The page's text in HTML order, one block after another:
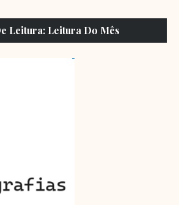
Leitura: Leitura Do Mês